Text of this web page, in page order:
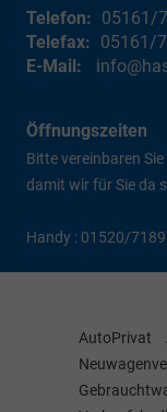
Telefon: 05161/
Telefax: 05161/
E-Mail:
Öffnungszeiten
Bitte vereinbaren
damit wir für Sie da
Handy : 01520/
AutoPrivat